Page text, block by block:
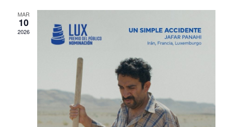
MAR
10
2026